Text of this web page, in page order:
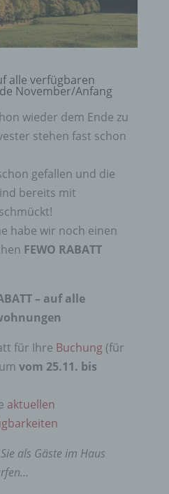
alle verfügbaren
November/Anfang
wieder dem Ende zu
stehen fast schon
gefallen und die
bereits mit
habe wir noch einen
FEWO RABATT
– auf alle
für Ihre Buchung(für
vom 25.11. bis
aktuellen
als Gäste im Haus